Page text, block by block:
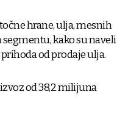
hrane, ulja, mesnih
kako su naveli
od prodaje ulja.
od 38,2 milijuna